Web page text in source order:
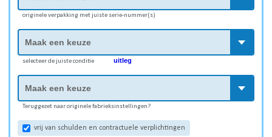
originele verpakking met juiste serie-nummer(s)
selecteer de juiste conditie uitleg
Teruggezet naar originele fabrieksinstellingen?
vrij van schulden en contractuele verplichtingen